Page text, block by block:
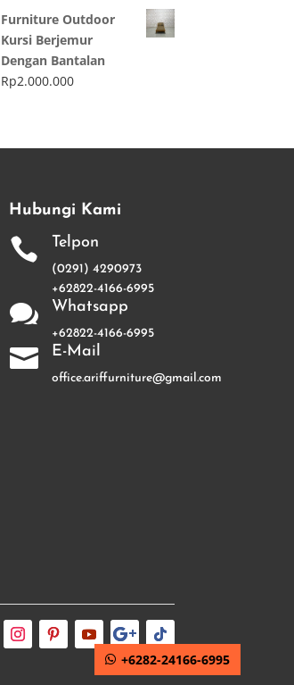
Furniture Outdoor
Kursi Berjemur
Dengan Bantalan
Rp2.000.000
Hubungi Kami
 Telpon
(0291) 4290973
+62822-4166-6995
 Whatsapp
+62822-4166-6995
 E-Mail
office.ariffurniture@gmail.com
+6282-24166-6995